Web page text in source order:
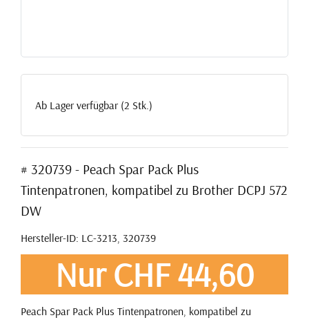
Ab Lager verfügbar (2 Stk.)
# 320739 - Peach Spar Pack Plus
Tintenpatronen, kompatibel zu Brother DCPJ 572
DW
Hersteller-ID: LC-3213, 320739
Nur CHF 44,60
Peach Spar Pack Plus Tintenpatronen, kompatibel zu